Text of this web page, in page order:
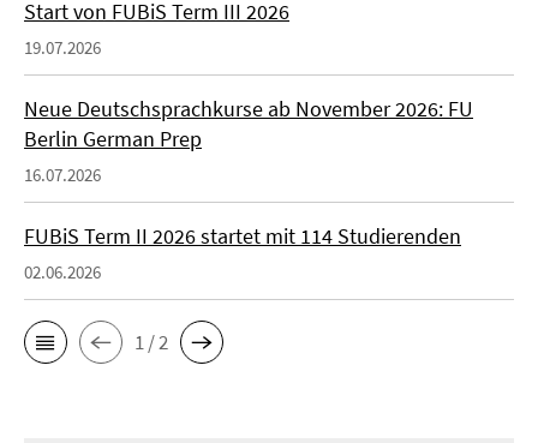
Start von FUBiS Term III 2026
19.07.2026
Neue Deutschsprachkurse ab November 2026: FU
Berlin German Prep
16.07.2026
FUBiS Term II 2026 startet mit 114 Studierenden
02.06.2026
1 / 2